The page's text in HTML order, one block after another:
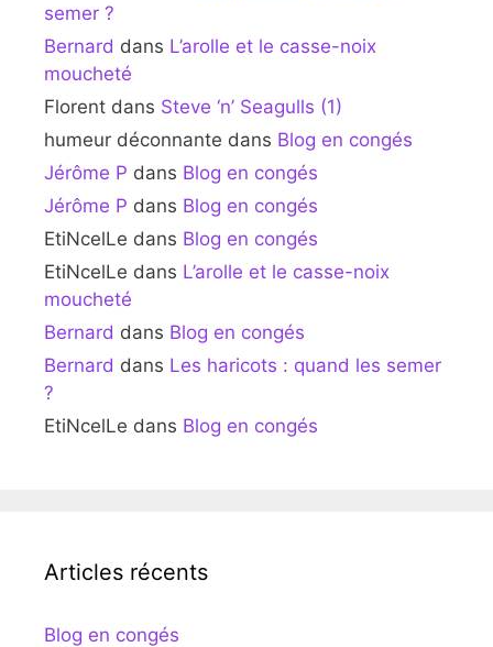
semer ?
Bernard dans L’arolle et le casse-noix
moucheté
Florent dans Steve ‘n’ Seagulls (1)
humeur déconnante dans Blog en congés
Jérôme P dans Blog en congés
Jérôme P dans Blog en congés
EtiNcelLe dans Blog en congés
EtiNcelLe dans L’arolle et le casse-noix
moucheté
Bernard dans Blog en congés
Bernard dans Les haricots : quand les semer
?
EtiNcelLe dans Blog en congés
Articles récents
Blog en congés